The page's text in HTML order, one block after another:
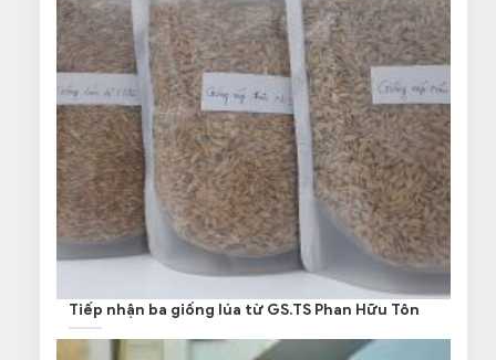
Tiếp nhận ba giống lúa từ GS.TS Phan Hữu Tôn